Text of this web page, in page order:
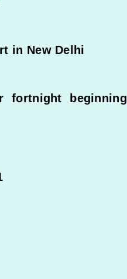
in New Delhi
fortnight beginning